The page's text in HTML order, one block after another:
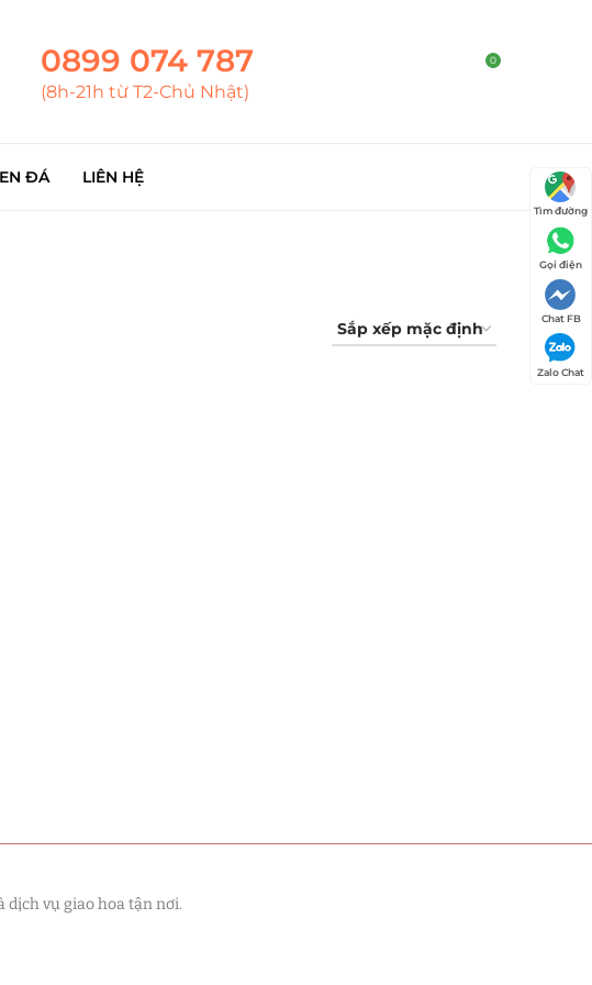
0899 074 787
(8h-21h từ T2-Chủ Nhật)
0
ĐÁ LIÊN HỆ
dịch vụ giao hoa tận nơi.
Tìm đường
Gọi điện
Chat FB
Zalo Chat